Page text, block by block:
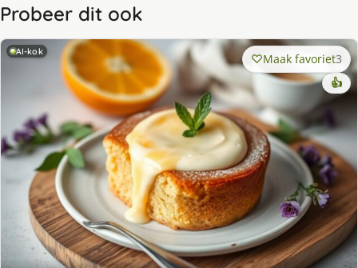
Probeer dit ook
AI-kok Maak favoriet3
👍